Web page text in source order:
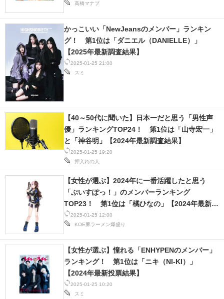
高橋マナブ
2025-01-25 21:00
スミ
かっこいい「NewJeansのメンバー」ランキン
グ！ 第1位は「ダニエル（DANIELLE）」
【2025年最新調査結果】
2025-01-25 19:20
押入れの人
【40～50代に聞いた】日本一だと思う「男性声
優」ランキングTOP24！ 第1位は「山寺宏一」
と「神谷明」【2024年最新調査結果】
2025-01-25 12:00
KOE豚ラーメン爆盛り
【女性が選ぶ】2024年に一番活躍したと思う
「ぶいすぽっ！」のメンバーランキング
TOP23！ 第1位は「橘ひなの」【2024年最新投
票結果】
2025-01-25 10:20
スミ
【女性が選ぶ】憧れる「ENHYPENのメンバー」
ランキング！ 第1位は「ニキ（NI-KI）」
【2024年最新投票結果】